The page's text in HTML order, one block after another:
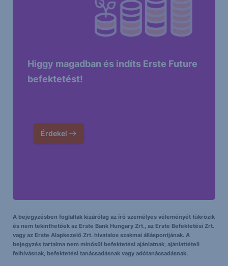
Higgy magadban és indíts Erste Future
befektetést!
Érdekel
A bejegyzésben foglaltak kizárólag az író személyes véleményét tükrözik
és nem tekinthetőek az Erste Bank Hungary Zrt., az Erste Befektetési Zrt.
vagy az Erste Alapkezelő Zrt. hivatalos szakmai álláspontjának. A
bejegyzés tartalma nem minősül befektetési ajánlatnak, ajánlattételi
felhívásnak, befektetési tanácsadásnak vagy adótanácsadásnak.